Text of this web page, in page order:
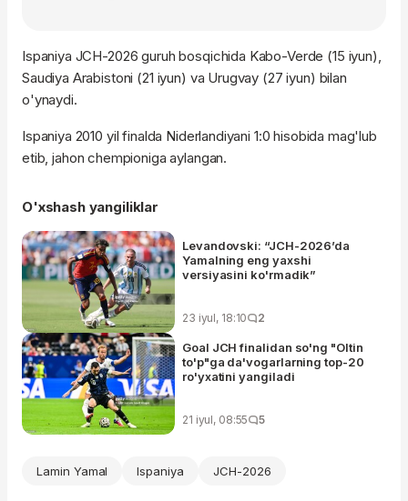
Ispaniya JCH-2026 guruh bosqichida Kabo-Verde (15 iyun),
Saudiya Arabistoni (21 iyun) va Urugvay (27 iyun) bilan
o'ynaydi.
Ispaniya 2010 yil finalda Niderlandiyani 1:0 hisobida mag'lub
etib, jahon chempioniga aylangan.
O'xshash yangiliklar
Levandovski: “JCH-2026’da
Yamalning eng yaxshi
versiyasini ko'rmadik”
23 iyul, 18:10 2
Goal JCH finalidan so'ng "Oltin
to'p"ga da'vogarlarning top-20
ro'yxatini yangiladi
21 iyul, 08:55 5
Lamin Yamal Ispaniya JCH-2026